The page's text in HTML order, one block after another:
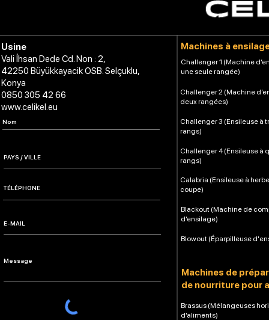
Usine
Vali İhsan Dede Cd. Non : 2,
42250 Büyükkayacik OSB. Selçuklu,
Konya
0850 305 42 66
www.celikel.eu
Machines à
Challenger 1 (Machine
une seule rangée)
Challenger 2 (Machine
deux rangées)
Calabria (Ensileuse à
coupe)
Blackout (Machine de
d’ensilage)
Blowout (Éparpilleuse
Machines de
de nourriture pour
Challenger 4 (Ensileuse à
rangs)
Challenger 3 (Ensileuse à
rangs)
Brassus (Mélangeuses
d’aliments)